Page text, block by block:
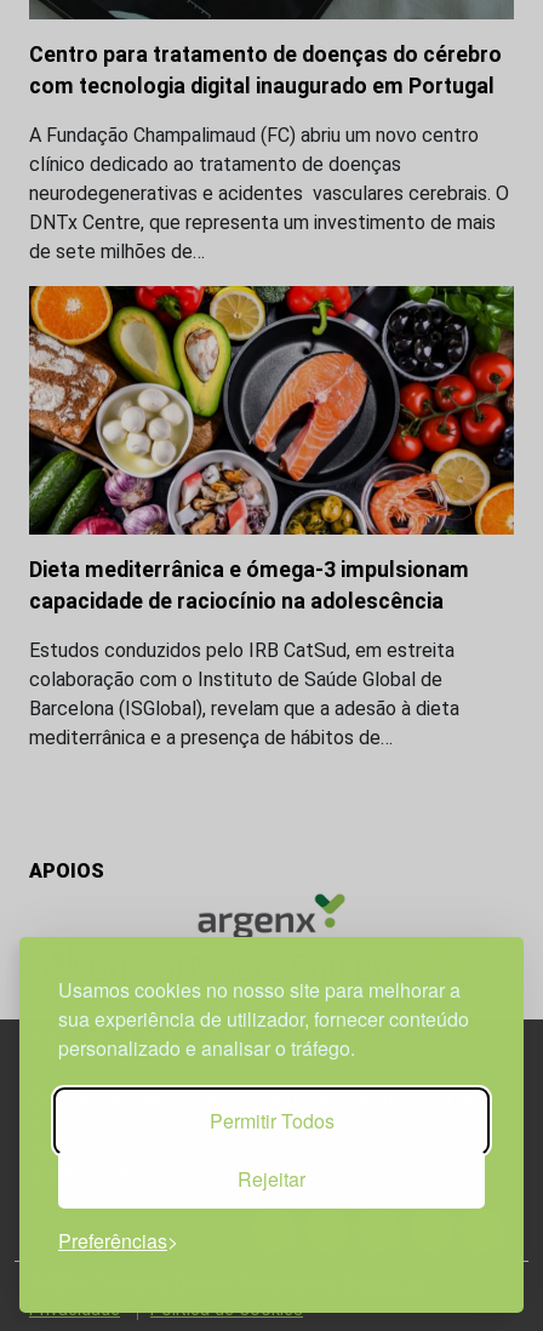
Usamos cookies no nosso site para melhorar a
sua experiência de utilizador, fornecer conteúdo
personalizado e analisar o tráfego.
Permitir Todos
Rejeitar
Preferências
Centro para tratamento de doenças do cérebro
com tecnologia digital inaugurado em Portugal
A Fundação Champalimaud (FC) abriu um novo centro
clínico dedicado ao tratamento de doenças
neurodegenerativas e acidentes vasculares cerebrais. O
DNTx Centre, que representa um investimento de mais
de sete milhões de…
Dieta mediterrânica e ómega-3 impulsionam
capacidade de raciocínio na adolescência
Estudos conduzidos pelo IRB CatSud, em estreita
colaboração com o Instituto de Saúde Global de
Barcelona (ISGlobal), revelam que a adesão à dieta
mediterrânica e a presença de hábitos de…
APOIOS
Edif. Lisboa Oriente | Av. Infante D. Henrique, n.º 333H, esc.
1800-282 Lisboa | Portugal
Privacidade
Política de Cookies